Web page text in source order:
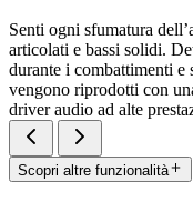
Senti ogni sfumatura
articolati e bassi solidi.
durante i combattimenti e
vengono riprodotti con
driver audio ad alte
Scopri altre funzionalità